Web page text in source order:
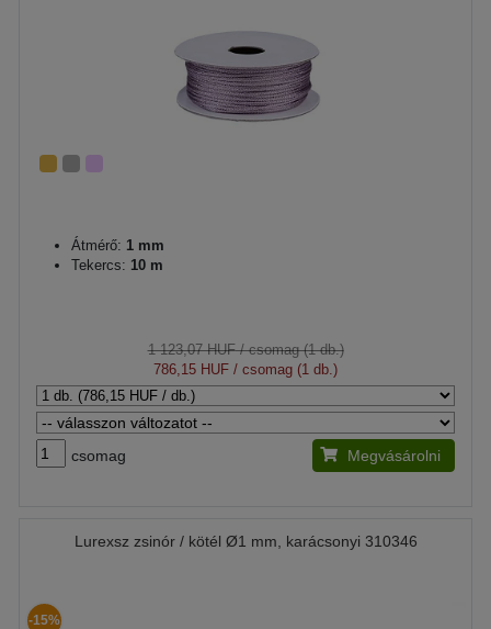
Átmérő: 1 mm
Tekercs: 10 m
1 123,07 HUF/ csomag (1 db.)
786,15 HUF / csomag (1 db.)
csomag Megvásárolni
Lurexsz zsinór / kötél Ø1 mm, karácsonyi 310346
-15%